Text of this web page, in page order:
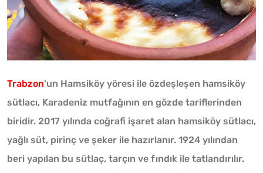
Trabzon'un Hamsiköy yöresi ile özdeşleşen hamsiköy
sütlacı, Karadeniz mutfağının en gözde tariflerinden
biridir. 2017 yılında coğrafi işaret alan hamsiköy sütlacı,
yağlı süt, pirinç ve şeker ile hazırlanır. 1924 yılından
beri yapılan bu sütlaç, tarçın ve fındık ile tatlandırılır.